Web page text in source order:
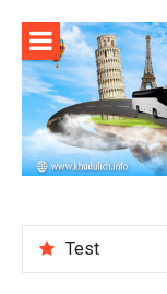
content
Test